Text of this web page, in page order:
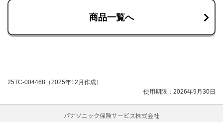
商品一覧へ
25TC-004468（2025年12月作成）
使用期限：2026年9月30日
パナソニック保険サービス株式会社